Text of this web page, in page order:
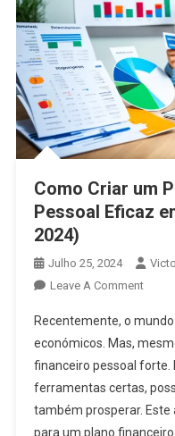
Como Criar um
Pessoal Eficaz
2024)
Julho 25, 2024
Leave A Comment
Recentemente, o
económicos. Mas,
financeiro pessoal forte.
ferramentas certas,
também prosperar. Este
para um plano